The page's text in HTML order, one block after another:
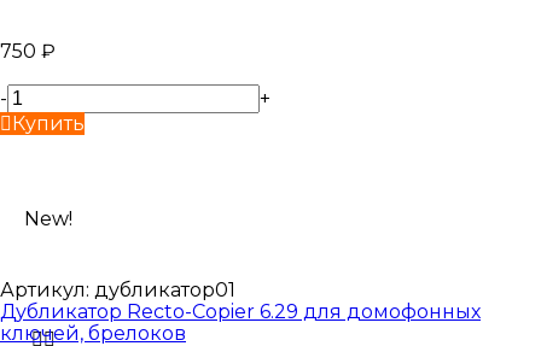
750 ₽
-
+
Купить
New!
Артикул: дубликатор01
Дубликатор Recto-Copier 6.29 для домофонных
ключей, брелоков